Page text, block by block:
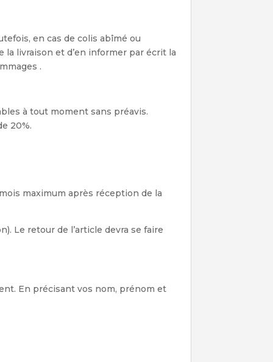
en cas de colis abîmé ou
livraison et d’en informer par écrit la
.
à tout moment sans préavis.
20%.
maximum après réception de la
Le retour de l’article devra se faire
En précisant vos nom, prénom et